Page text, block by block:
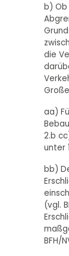
b) Ob
die
aa)
2.b
unter
bb)
(vgl.
BFH/